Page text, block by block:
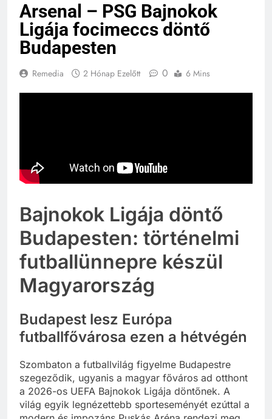
Arsenal – PSG Bajnokok
Ligája focimeccs döntő
Budapesten
Remedia 2 Hónap Ezelőtt 0 6 Mins
Bajnokok Ligája döntő
Budapesten: történelmi
futballünnepre készül
Magyarország
Budapest lesz Európa
futballfővárosa ezen a hétvégén
Szombaton a futballvilág figyelme Budapestre
szegeződik, ugyanis a magyar főváros ad otthont
a 2026-os UEFA Bajnokok Ligája döntőnek. A
világ egyik legnézettebb sporteseményét ezúttal a